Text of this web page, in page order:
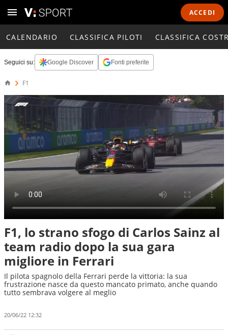
ACCEDI
CALENDARIO CLASSIFICA PILOTI CLASSIFICA
Seguici su: Google Discover Fonti preferite
F1
F1, lo strano sfogo di Carlos Sainz al
team radio dopo la sua gara
migliore in Ferrari
Il pilota spagnolo della Ferrari perde la vittoria: la sua
frustrazione nasce da questo mancato primato, anche quando
tutto sembrava volgere al meglio
20/06/22 12:32